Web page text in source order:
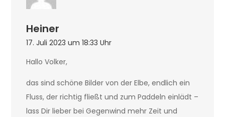
Heiner
17. Juli 2023 um 18:33 Uhr
Hallo Volker,
das sind schöne Bilder von der Elbe, endlich ein
Fluss, der richtig fließt und zum Paddeln einlädt –
lass Dir lieber bei Gegenwind mehr Zeit und